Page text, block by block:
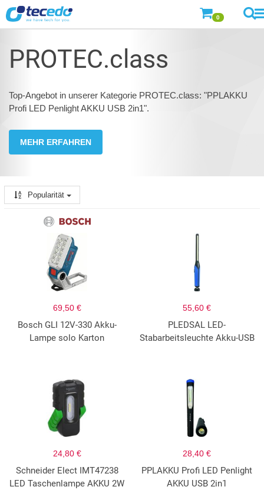
0
PROTEC.class
Top-Angebot in unserer Kategorie PROTEC.class: "PPLAKKU
Profi LED Penlight AKKU USB 2in1".
MEHR ERFAHREN
Popularität
69,50 €
Bosch GLI 12V-330 Akku-
Lampe solo Karton
55,60 €
PLEDSAL LED-
Stabarbeitsleuchte Akku-USB
24,80 €
Schneider Elect IMT47238
LED Taschenlampe AKKU 2W
28,40 €
PPLAKKU Profi LED Penlight
AKKU USB 2in1